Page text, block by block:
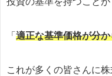
「 適正な基準価格が分
これが多くの皆さんに